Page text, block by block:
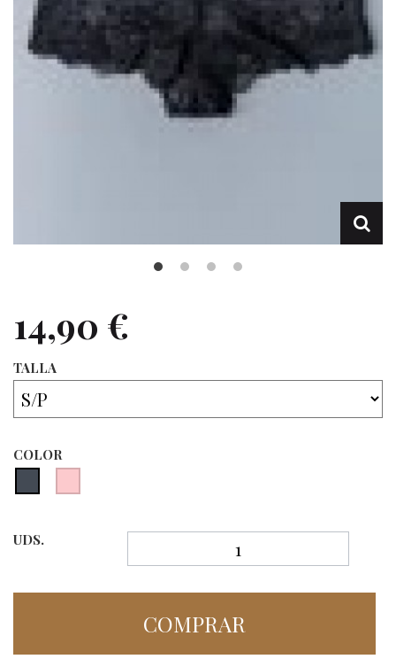
Ortopedia
Outlet
14,90 €
TALLA
COLOR
UDS.
COMPRAR